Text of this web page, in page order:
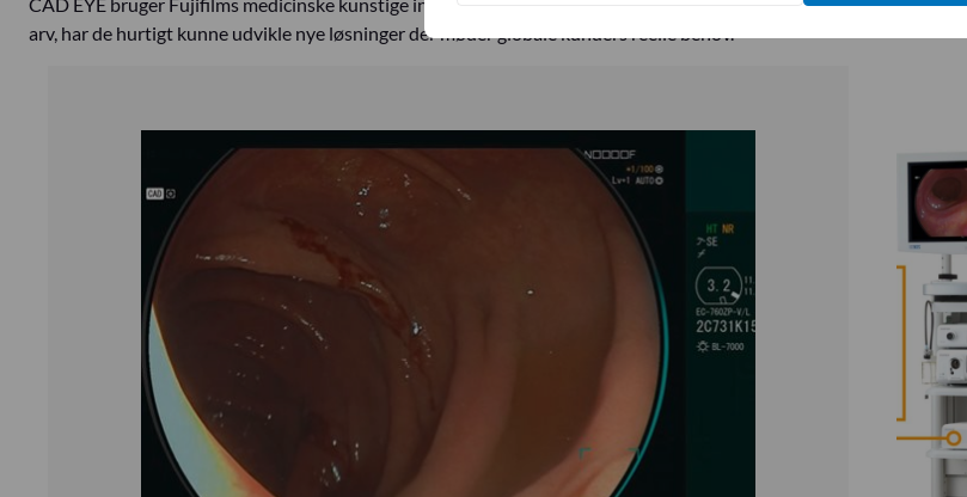
arv, har de hurtigt kunne udvikle nye løsninger der møder globale kunders reelle behov.